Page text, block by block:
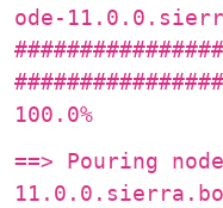
ode-
100.0%
==> Pouring